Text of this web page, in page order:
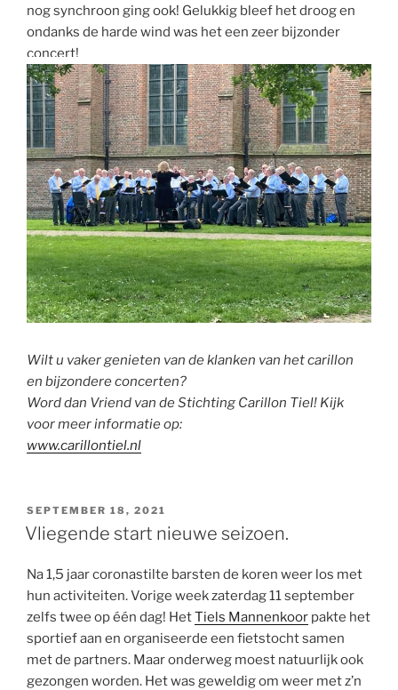
nog synchroon ging ook! Gelukkig bleef het droog en
ondanks de harde wind was het een zeer bijzonder
concert!
Wilt u vaker genieten van de klanken van het carillon
en bijzondere concerten?
Word dan Vriend van de Stichting Carillon Tiel! Kijk
voor meer informatie op:
www.carillontiel.nl
GEPLAATST
OP
SEPTEMBER 18, 2021
Vliegende start nieuwe seizoen.
Na 1,5 jaar coronastilte barsten de koren weer los met
hun activiteiten. Vorige week zaterdag 11 september
zelfs twee op één dag! HetTiels Mannenkoor pakte het
sportief aan en organiseerde een fietstocht samen
met de partners. Maar onderweg moest natuurlijk ook
gezongen worden. Het was geweldig om weer met z’n